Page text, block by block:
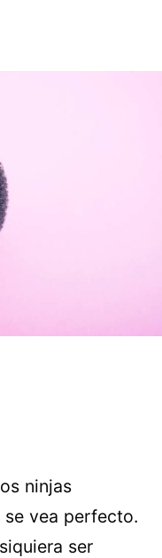
ninjas
vea perfecto.
ser